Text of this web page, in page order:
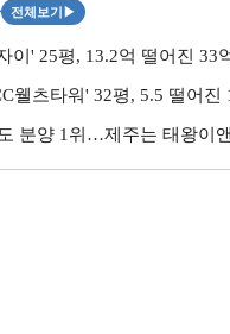
전체보기 ▶
이' 25평, 13.2억 떨어진 33
웰츠타워' 32평, 5.5 떨어
분양 1위…제주는 태왕이